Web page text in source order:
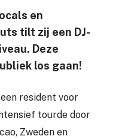
en
tilt zij een DJ-
Deze
los gaan!
resident voor
tourde door
Zweden en